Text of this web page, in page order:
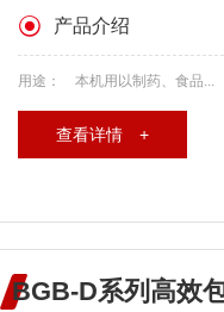
产品介绍
用途： 本机用以制药、食品...
查看详情 +
BGB-D系列高效